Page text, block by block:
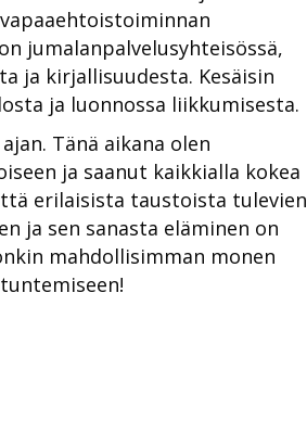
jumalanpalvelusyhteisössä,
ja kirjallisuudesta. Kesäisin
ja luonnossa liikkumisesta.
Tänä aikana olen
ja saanut kaikkialla kokea
erilaisista taustoista tulevien
ja sen sanasta eläminen on
mahdollisimman monen